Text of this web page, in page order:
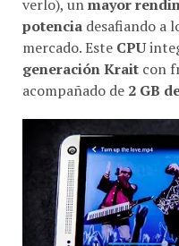
verlo), unmayor
potencia desafiando a
mercado. Este CPU
generación Krait con
acompañado de 2 GB